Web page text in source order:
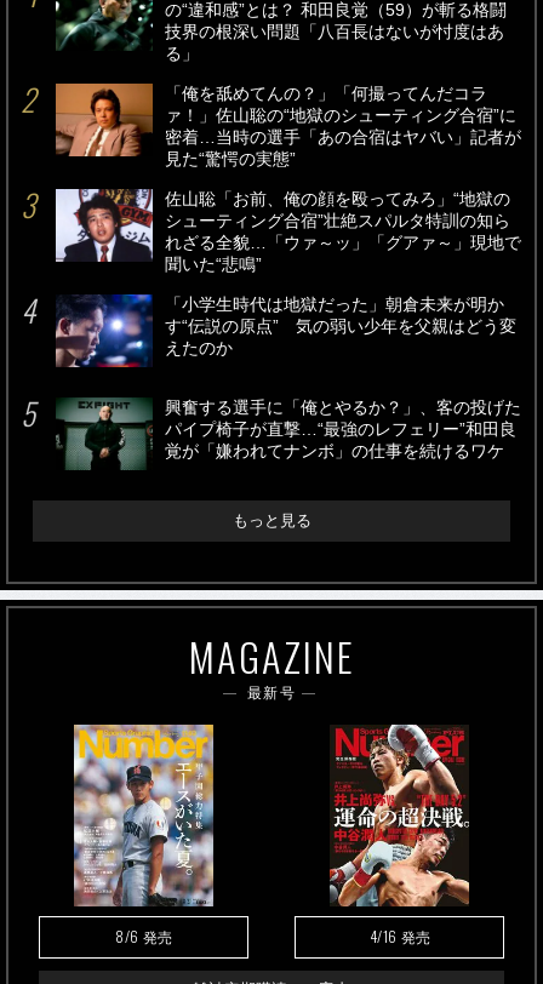
の“違和感”とは？ 和田良覚（59）が斬る格闘
技界の根深い問題「八百長はないが忖度はあ
る」
「俺を舐めてんの？」「何撮ってんだコラ
ァ！」佐山聡の“地獄のシューティング合宿”に
密着…当時の選手「あの合宿はヤバい」記者が
見た“驚愕の実態”
佐山聡「お前、俺の顔を殴ってみろ」“地獄の
シューティング合宿”壮絶スパルタ特訓の知ら
れざる全貌…「ウァ～ッ」「グアァ～」現地で
聞いた“悲鳴”
「小学生時代は地獄だった」朝倉未来が明か
す“伝説の原点” 気の弱い少年を父親はどう変
えたのか
興奮する選手に「俺とやるか？」、客の投げた
パイプ椅子が直撃…“最強のレフェリー”和田良
覚が「嫌われてナンボ」の仕事を続けるワケ
もっと見る
MAGAZINE
最新号
8/6 発売 4/16 発売